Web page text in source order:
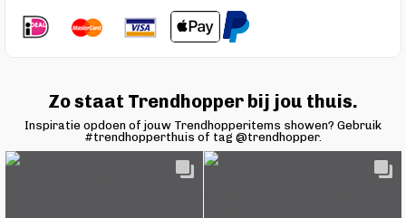
Zo staat Trendhopper bij jou thuis.
Inspiratie opdoen of jouw Trendhopperitems showen? Gebruik
#trendhopperthuis of tag @trendhopper.